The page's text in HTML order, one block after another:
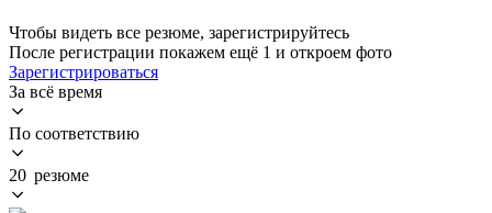
Чтобы видеть все резюме, зарегистрируйтесь
После регистрации покажем ещё 1 и откроем фото
Зарегистрироваться
За всё время
По соответствию
20 резюме